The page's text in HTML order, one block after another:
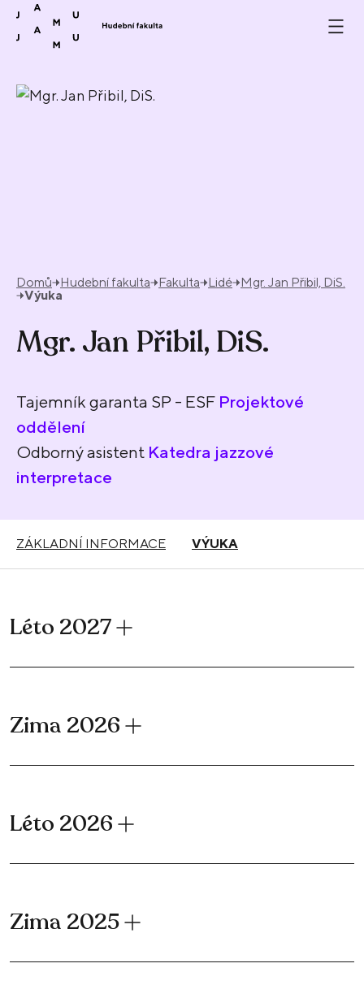
Přeskočit na obsah
Domů Hudební fakulta Fakulta Lidé Mgr. Jan Přibil, DiS.
Výuka
Mgr. Jan Přibil, DiS.
Tajemník garanta SP - ESF Projektové
oddělení
Odborný asistent Katedra jazzové
interpretace
ZÁKLADNÍ INFORMACE VÝUKA
Léto 2027
Zima 2026
Léto 2026
Zima 2025